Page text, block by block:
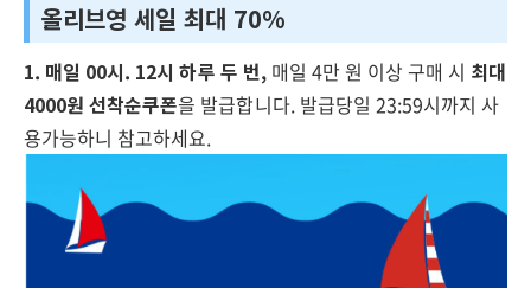
올리브영 세일 최대 70%
1. 매일 00시. 12시 하루 두 번, 매일 4만 원 이상 구매 시 최대
4000원 선착순쿠폰을 발급합니다. 발급당일 23:59시까지 사
용가능하니 참고하세요.